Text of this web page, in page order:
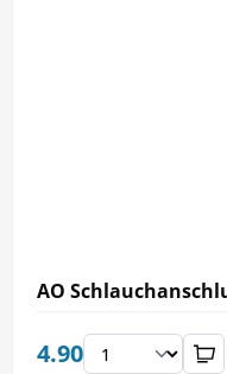
AO
4.90